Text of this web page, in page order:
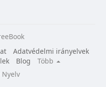
Adatvédelmi irányelvek
Blog
Több
Nyelv